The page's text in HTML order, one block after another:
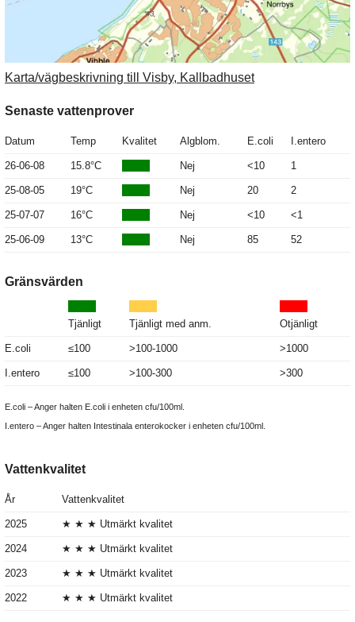
Karta/vägbeskrivning till Visby, Kallbadhuset
Senaste vattenprover
Datum Temp Kvalitet Algblom. E.coli I.entero
26-06-08 15.8°C Nej <10 1
25-08-05 19°C Nej 20 2
25-07-07 16°C Nej <10 <1
25-06-09 13°C Nej 85 52
Gränsvärden
Tjänligt Tjänligt med anm. Otjänligt
E.coli ≤100 >100-1000 >1000
I.entero ≤100 >100-300 >300
E.coli – Anger halten E.coli i enheten cfu/100ml.
I.entero – Anger halten Intestinala enterokocker i enheten cfu/100ml.
Vattenkvalitet
År Vattenkvalitet
2025 ★ ★ ★ Utmärkt kvalitet
2024 ★ ★ ★ Utmärkt kvalitet
2023 ★ ★ ★ Utmärkt kvalitet
2022 ★ ★ ★ Utmärkt kvalitet